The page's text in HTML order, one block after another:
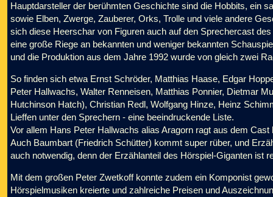
Hauptdarsteller der berühmten Geschichte sind die Hobbits, ein
sowie Elben, Zwerge, Zauberer, Orks, Trolle und viele andere
sich diese Heerschar von Figuren auch auf den Sprechercast
eine große Riege an bekannten und weniger bekannten
und die Produktion aus dem Jahre 1992 wurde von gleich zwei
So finden sich etwa Ernst Schröder, Matthias Haase, Edgar
Peter Hallwachs, Walter Renneisen, Matthias Ponnier, Dietmar
Hutchinson Hatch), Christian Redl, Wolfgang Hinze, Heinz
Lieffen unter den Sprechern - eine beeindruckende Liste.
Vor allem Hans Peter Hallwachs alias Aragorn ragt aus dem
Auch Baumbart (Friedrich Schütter) kommt super rüber, und
auch notwendig, denn der Erzählanteil des Hörspiel-Giganten ist
Mit dem großen Peter Zwetkoff konnte zudem ein Komponist
Hörspielmusiken kreierte und zahlreiche Preisen und